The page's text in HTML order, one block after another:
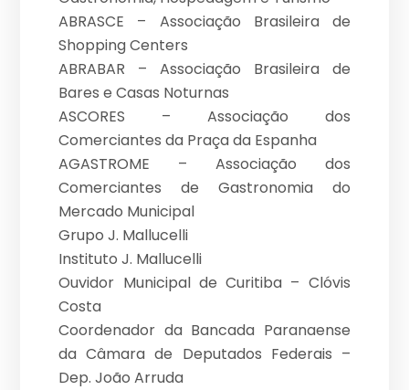
ABRASCE – Associação Brasileira de
Shopping Centers
ABRABAR – Associação Brasileira de
Bares e Casas Noturnas
ASCORES – Associação dos
Comerciantes da Praça da Espanha
AGASTROME – Associação dos
Comerciantes de Gastronomia do
Mercado Municipal
Grupo J. Mallucelli
Instituto J. Mallucelli
Ouvidor Municipal de Curitiba – Clóvis
Costa
Coordenador da Bancada Paranaense
da Câmara de Deputados Federais –
Dep. João Arruda